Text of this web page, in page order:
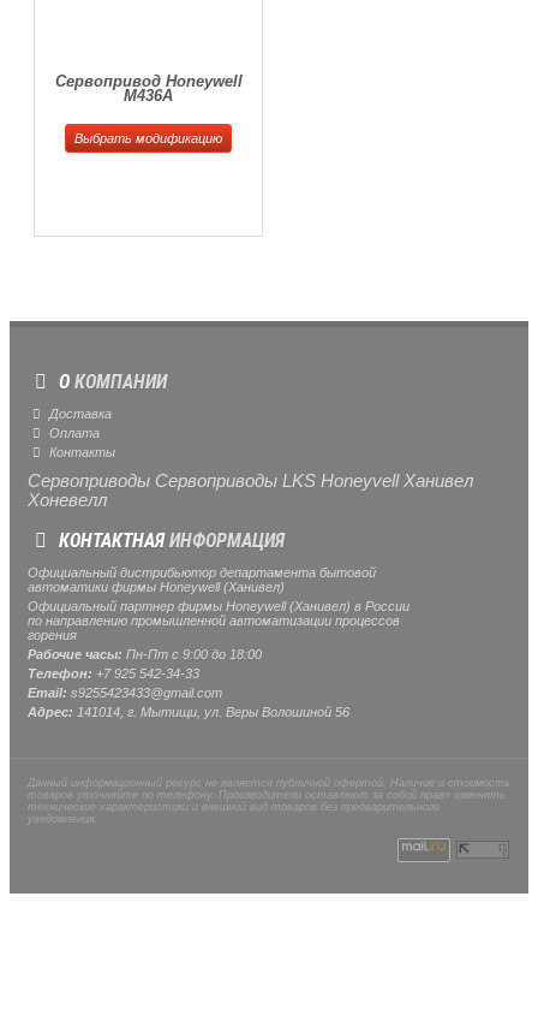
Сервопривод Honeywell
M436A
Выбрать модификацию
О КОМПАНИИ
Доставка
Оплата
Контакты
Сервоприводы Сервоприводы LKS Honeyvell Ханивел
Хоневелл
КОНТАКТНАЯИНФОРМАЦИЯ
Официальный дистрибьютор департамента бытовой
автоматики фирмы Honeywell (Ханивел)
Официальный партнер фирмы Honeywell (Ханивел) в России
по направлению промышленной автоматизации процессов
горения
Рабочие часы: Пн-Пт с 9:00 до 18:00
Телефон: +7 925 542-34-33
Email: s9255423433@gmail.com
Адрес: 141014, г. Мытищи , ул. Веры Волошиной 56
Данный информационный ресурс не является публичной офертой. Наличие и стоимость
товаров уточняйте по телефону. Производители оставляют за собой право изменять
технические характеристики и внешний вид товаров без предварительного
уведомления.